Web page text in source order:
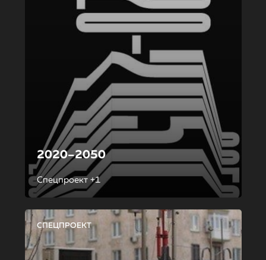
2020–2050
Спецпроект +1
СПЕЦПРОЕКТ